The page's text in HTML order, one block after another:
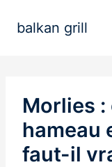
balkan grill
Morlies :
hameau
faut-il